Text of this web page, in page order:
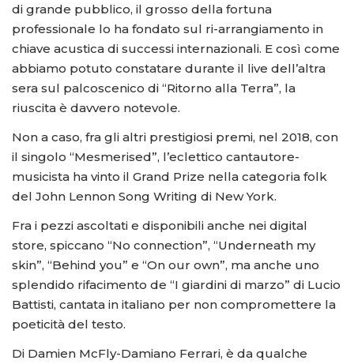
di grande pubblico, il grosso della fortuna
professionale lo ha fondato sul ri-arrangiamento in
chiave acustica di successi internazionali. E così come
abbiamo potuto constatare durante il live dell’altra
sera sul palcoscenico di “Ritorno alla Terra”, la
riuscita è davvero notevole.
Non a caso, fra gli altri prestigiosi premi, nel 2018, con
il singolo “Mesmerised”, l’eclettico cantautore-
musicista ha vinto il Grand Prize nella categoria folk
del John Lennon Song Writing di New York.
Fra i pezzi ascoltati e disponibili anche nei digital
store, spiccano “No connection”, “Underneath my
skin”, “Behind you” e “On our own”, ma anche uno
splendido rifacimento de “I giardini di marzo” di Lucio
Battisti, cantata in italiano per non compromettere la
poeticità del testo.
Di Damien McFly-Damiano Ferrari, è da qualche